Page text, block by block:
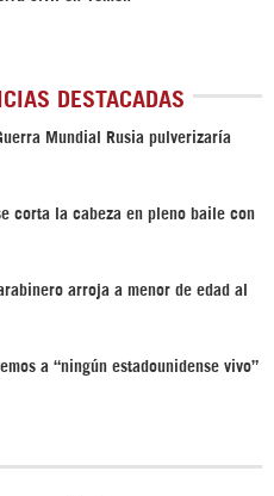
DESTACADAS
Mundial Rusia pulverizaría
corta la cabeza en pleno baile con
arroja a menor de edad al
a “ningún estadounidense vivo”